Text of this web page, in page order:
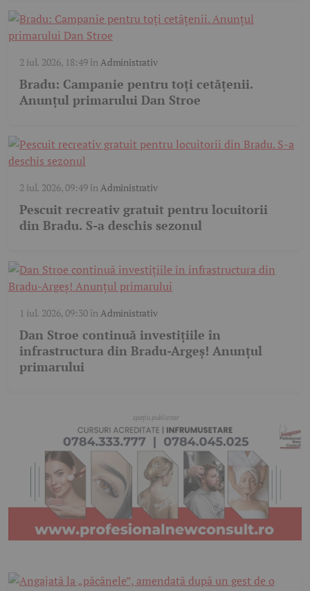
2 iul. 2026, 18:49în Administrativ
Bradu: Campanie pentru toți cetățenii.
Anunțul primarului Dan Stroe
2 iul. 2026, 09:49în Administrativ
Pescuit recreativ gratuit pentru locuitorii
din Bradu. S-a deschis sezonul
1 iul. 2026, 09:30în Administrativ
Dan Stroe continuă investițiile în
infrastructura din Bradu-Argeș! Anunțul
primarului